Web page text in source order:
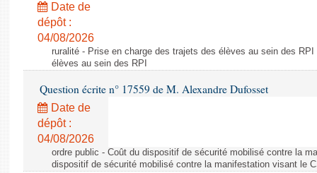
Date de
dépôt :
04/08/2026
ruralité - Prise en charge des trajets des élèves au sein des
élèves au sein des RPI
Question écrite n° 17559 de M. Alexandre Dufosset
Date de
dépôt :
04/08/2026
ordre public - Coût du dispositif de sécurité mobilisé contre la
dispositif de sécurité mobilisé contre la manifestation visant le